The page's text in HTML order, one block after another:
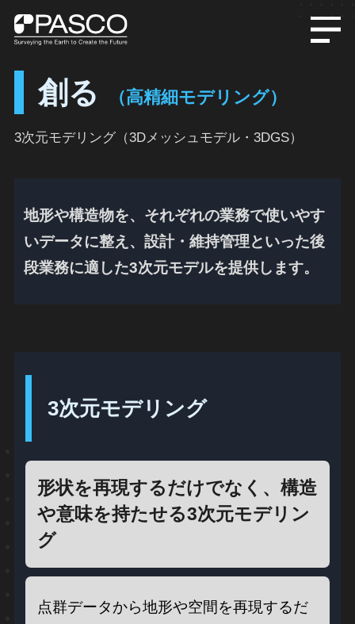
創る （高精細モデリング）
3次元モデリング（3Dメッシュモデル・3DGS）
地形や構造物を、それぞれの業務で使いやす
いデータに整え、設計・維持管理といった後
段業務に適した3次元モデルを提供します。
3次元モデリング
形状を再現するだけでなく、構造
や意味を持たせる3次元モデリン
グ
点群データから地形や空間を再現するだ